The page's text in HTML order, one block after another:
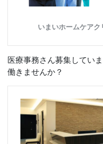
医療事務さん募集してい
働きませんか？